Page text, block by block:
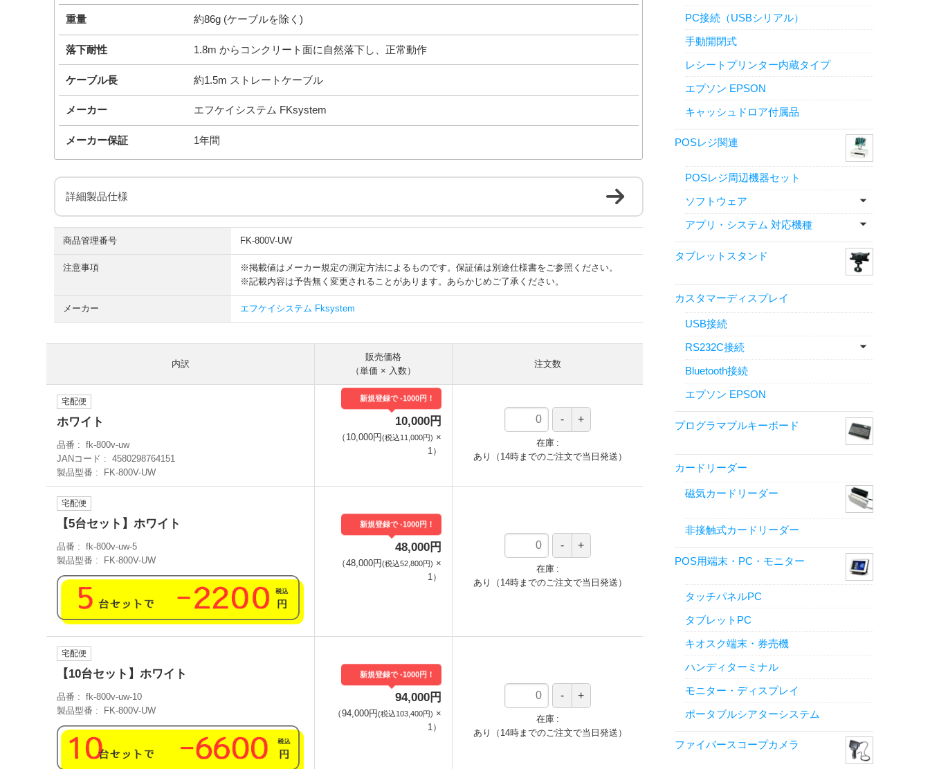
重量 約86g (ケーブルを除く)
落下耐性 1.8m からコンクリート面に自然落下し、正常動作
ケーブル長 約1.5m ストレートケーブル
メーカー エフケイシステム FKsystem
メーカー保証 1年間
詳細製品仕様
商品管理番号 FK-800V-UW
注意事項
※掲載値はメーカー規定の測定方法によるものです。保証値は別途仕様書をご参照ください。
※記載内容は予告無く変更されることがあります。あらかじめご了承ください。
メーカー エフケイシステム Fksystem
内訳
販売価格
（単価 × 入数）
注文数
宅配便
ホワイト
品番
fk-800v-uw
JANコード
4580298764151
製品型番
FK-800V-UW
新規登録で -1000円！
10,000円
（ 10,000円(税込11,000円) ×
1）
在庫
あり（14時までのご注文で当日発送）
宅配便
【5台セット】ホワイト
品番
fk-800v-uw-5
製品型番
FK-800V-UW
新規登録で -1000円！
48,000円
（48,000円(税込52,800円) ×
1）
在庫
あり（14時までのご注文で当日発送）
宅配便
【10台セット】ホワイト
品番
fk-800v-uw-10
製品型番
FK-800V-UW
新規登録で -1000円！
94,000円
（94,000円(税込103,400円) ×
1）
在庫
あり（14時までのご注文で当日発送）
PC接続（USBシリアル）
手動開閉式
レシートプリンター内蔵タイプ
エプソン EPSON
キャッシュドロア付属品
POSレジ関連
POSレジ周辺機器セット
ソフトウェア
アプリ・システム 対応機種
タブレットスタンド
カスタマーディスプレイ
USB接続
RS232C接続
Bluetooth接続
エプソン EPSON
プログラマブルキーボード
カードリーダー
磁気カードリーダー
非接触式カードリーダー
POS用端末・PC・モニター
タッチパネルPC
タブレットPC
キオスク端末・券売機
ハンディターミナル
モニター・ディスプレイ
ポータブルシアターシステム
ファイバースコープカメラ